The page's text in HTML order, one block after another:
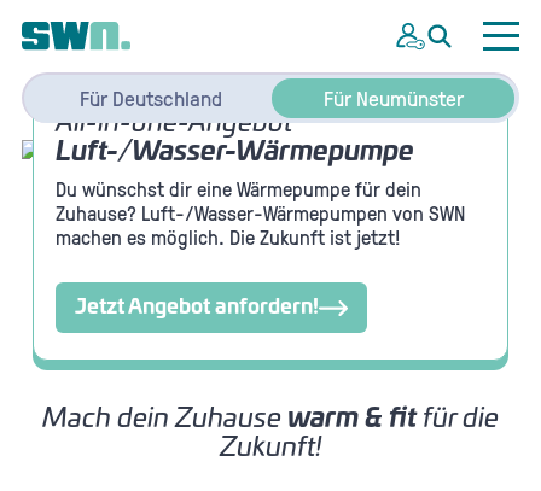
Für Deutschland Für Neumünster
All-in-one-Angebot
Luft-/Wasser-Wärmepumpe
Du wünschst dir eine Wärmepumpe für dein
Zuhause? Luft-/Wasser-Wärmepumpen von SWN
machen es möglich. Die Zukunft ist jetzt!
Jetzt Angebot anfordern!
Mach dein Zuhause warm & fit für die
Zukunft!